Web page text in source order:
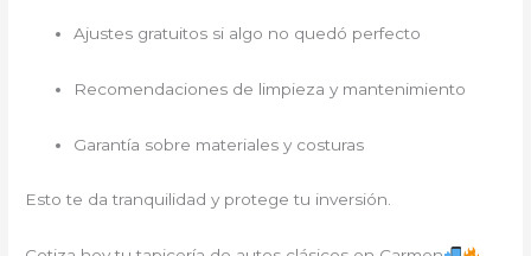
Ajustes gratuitos si algo no quedó perfecto
Recomendaciones de limpieza y mantenimiento
Garantía sobre materiales y costuras
Esto te da tranquilidad y protege tu inversión.